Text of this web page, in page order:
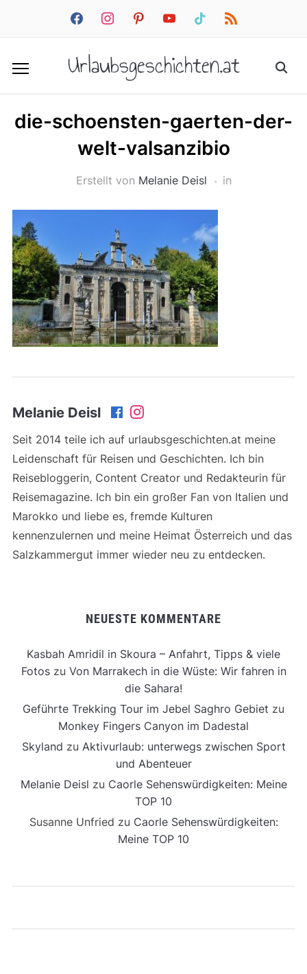
facebookinstagrampinterestyoutube tiktok rss
Urlaubsgeschichten.at
die-schoensten-gaerten-der-
welt-valsanzibio
Erstellt von Melanie Deisl in
Melanie Deisl
Seit 2014 teile ich auf urlaubsgeschichten.at meine
Leidenschaft für Reisen und Geschichten. Ich bin
Reisebloggerin, Content Creator und Redakteurin für
Reisemagazine. Ich bin ein großer Fan von Italien und
Marokko und liebe es, fremde Kulturen
kennenzulernen und meine Heimat Österreich und das
Salzkammergut immer wieder neu zu entdecken.
NEUESTE KOMMENTARE
Kasbah Amridil in Skoura – Anfahrt, Tipps & viele
Fotoszu Von Marrakech in die Wüste: Wir fahren in
die Sahara!
Geführte Trekking Tour im Jebel Saghro Gebiet zu
Monkey Fingers Canyon im Dadestal
Skyland zu Aktivurlaub: unterwegs zwischen Sport
und Abenteuer
Melanie Deisl zu Caorle Sehenswürdigkeiten: Meine
TOP 10
Susanne Unfried zu Caorle Sehenswürdigkeiten:
Meine TOP 10